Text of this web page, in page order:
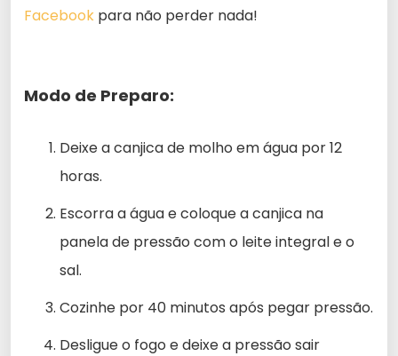
Facebook para não perder nada!
Modo de Preparo:
Deixe a canjica de molho em água por 12
horas.
Escorra a água e coloque a canjica na
panela de pressão com o leite integral e o
sal.
Cozinhe por 40 minutos após pegar pressão.
Desligue o fogo e deixe a pressão sair